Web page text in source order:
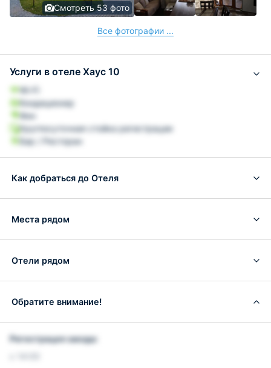
Смотреть 53 фото
Все фотографии ...
Услуги в отеле Хаус 10
Wi-Fi
Кондиционер
Фен
Круглосуточная стойка регистрации
Бар / Ресторан
Как добраться до Отеля
Места рядом
Отели рядом
Обратите внимание!
Регистрация заезда: